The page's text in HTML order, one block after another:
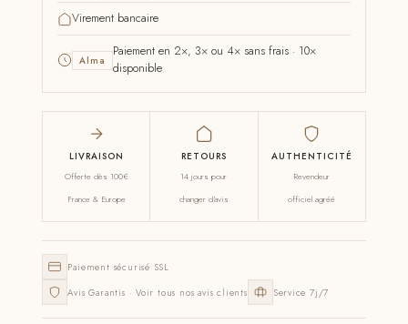
Virement bancaire
Alma
Paiement en 2×, 3× ou 4× sans frais · 10×
disponible
LIVRAISON
Offerte dès 100€
France & Europe
RETOURS
14 jours pour
changer d'avis
AUTHENTICITÉ
Revendeur
officiel agréé
Paiement sécurisé SSL
Avis Garantis · Voir tous nos avis clients
Service 7j/7